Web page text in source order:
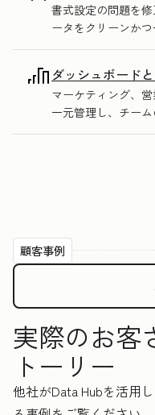
書式設定の問題を
ータをクリーンか
ダッシュボード
マーケティング、
一元管理し、チー
顧客事例
実際のお客
トーリー
他社がData Hubを活用